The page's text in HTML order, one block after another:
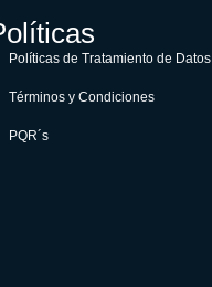
Políticas de Tratamiento de Datos
Términos y Condiciones
PQR´s